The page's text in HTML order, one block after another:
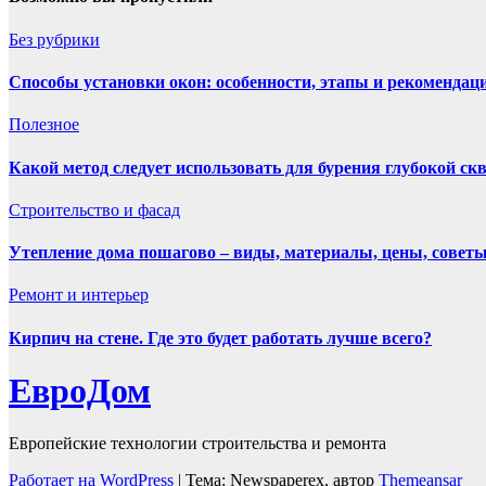
Без рубрики
Способы установки окон: особенности, этапы и
Полезнoe
Какой метод следует использовать для бурения глубокой
Строительство и фасад
Утепление дома пошагово – виды, материалы, цены, советы
Ремонт и интерьер
Кирпич на стене. Где это будет работать лучше всего?
ЕвроДом
Европейские технологии строительства и ремонта
Работает на WordPress
Тема: Newspaperex, автор Themeansar